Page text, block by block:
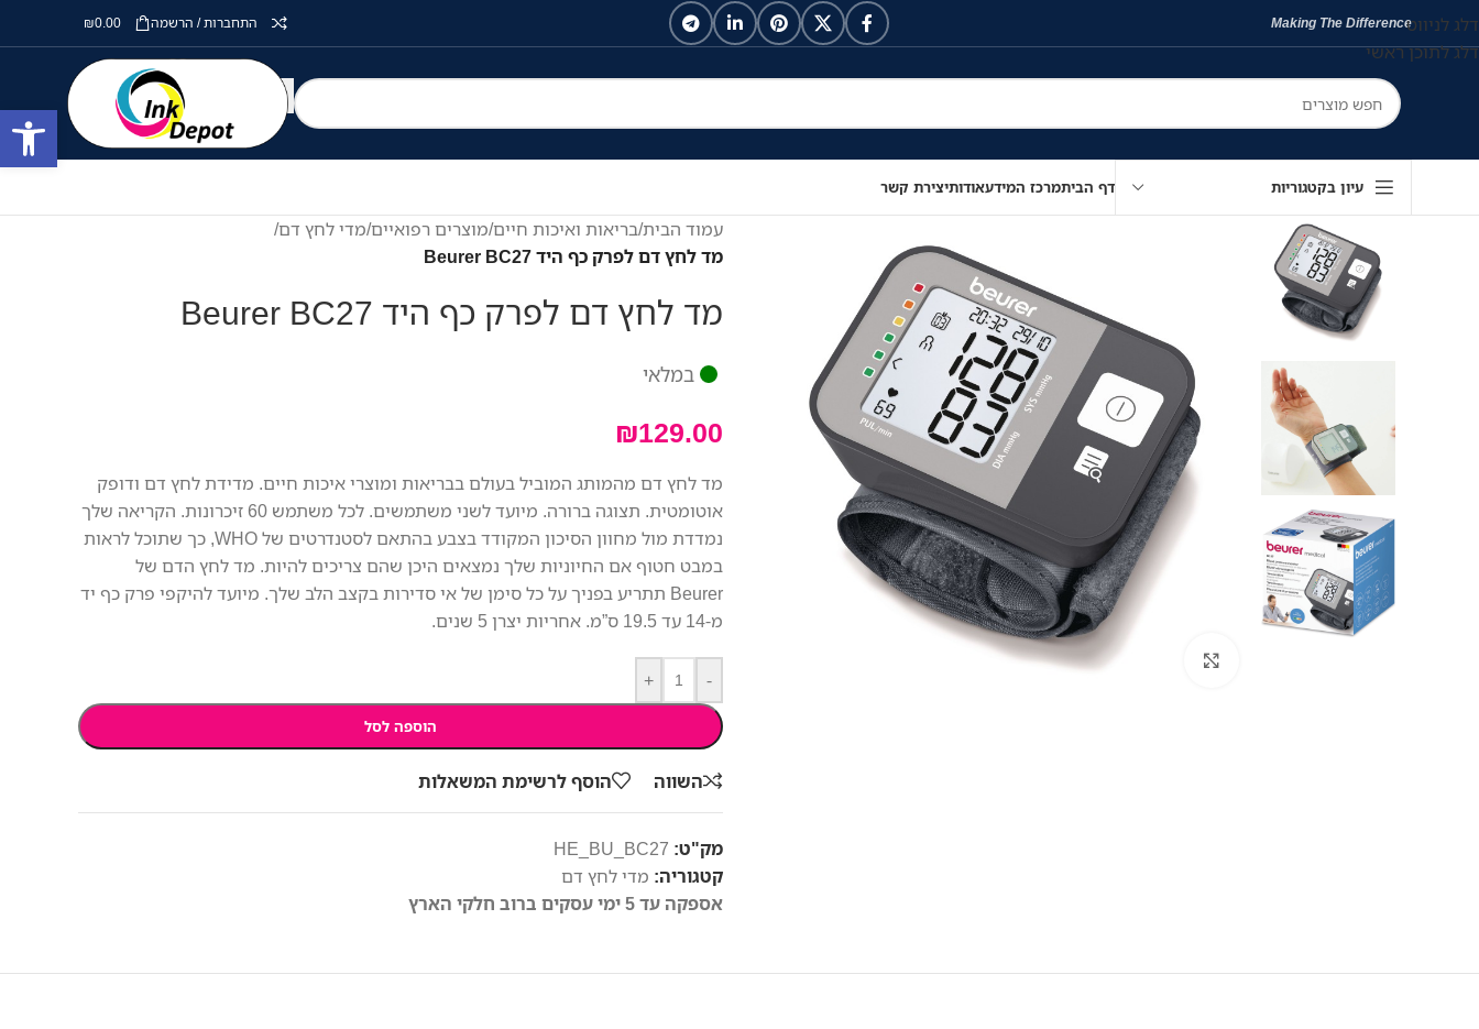
דלג לניווט
דלג לתוכן ראשי
Making The Difference התחברות / הרשמה ₪0.00
עיון בקטגוריות דף הביתמרכז המידעאודותיצירת קשר
לחץ להגדלה
עמוד הבית/בריאות ואיכות חיים/מוצרים רפואיים/מדי לחץ דם/
מד לחץ דם לפרק כף היד Beurer BC27
מד לחץ דם לפרק כף היד Beurer BC27
במלאי
₪129.00
מד לחץ דם מהמותג המוביל בעולם בבריאות ומוצרי איכות חיים. מדידת לחץ דם ודופק
אוטומטית. תצוגה ברורה. מיועד לשני משתמשים. לכל משתמש 60 זיכרונות. הקריאה שלך
נמדדת מול מחוון הסיכון המקודד בצבע בהתאם לסטנדרטים של WHO, כך שתוכל לראות
במבט חטוף אם החיוניות שלך נמצאים היכן שהם צריכים להיות. מד לחץ הדם של
Beurer תתריע בפניך על כל סימן של אי סדירות בקצב הלב שלך. מיועד להיקפי פרק כף יד
מ-14 עד 19.5 ס”מ. אחריות יצרן 5 שנים.
-
+
הוספה לסל
השווה הוסף לרשימת המשאלות
מק"ט: HE_BU_BC27
קטגוריה: מדי לחץ דם
אספקה עד 5 ימי עסקים ברוב חלקי הארץ
פתח